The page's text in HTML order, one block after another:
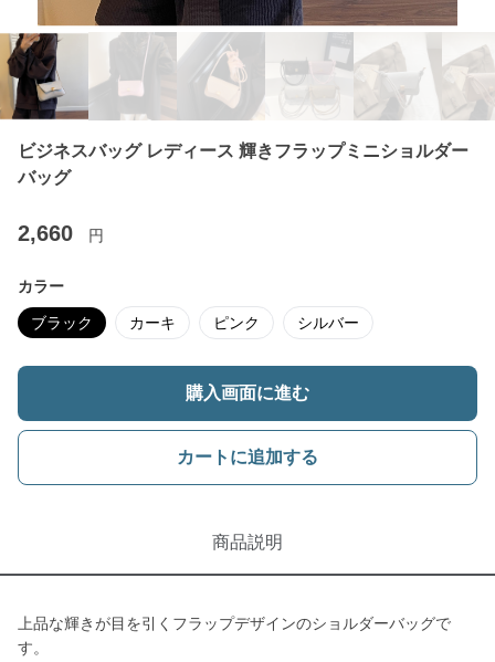
ビジネスバッグ レディース 輝きフラップミニショルダー
バッグ
2,660 円
カラー
ブラック カーキ ピンク シルバー
購入画面に進む
カートに追加する
商品説明
上品な輝きが目を引くフラップデザインのショルダーバッグで
す。